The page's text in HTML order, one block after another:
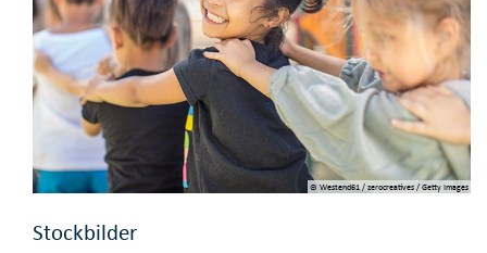
© Westend61 / zerocreatives / Getty Images
Stockbilder